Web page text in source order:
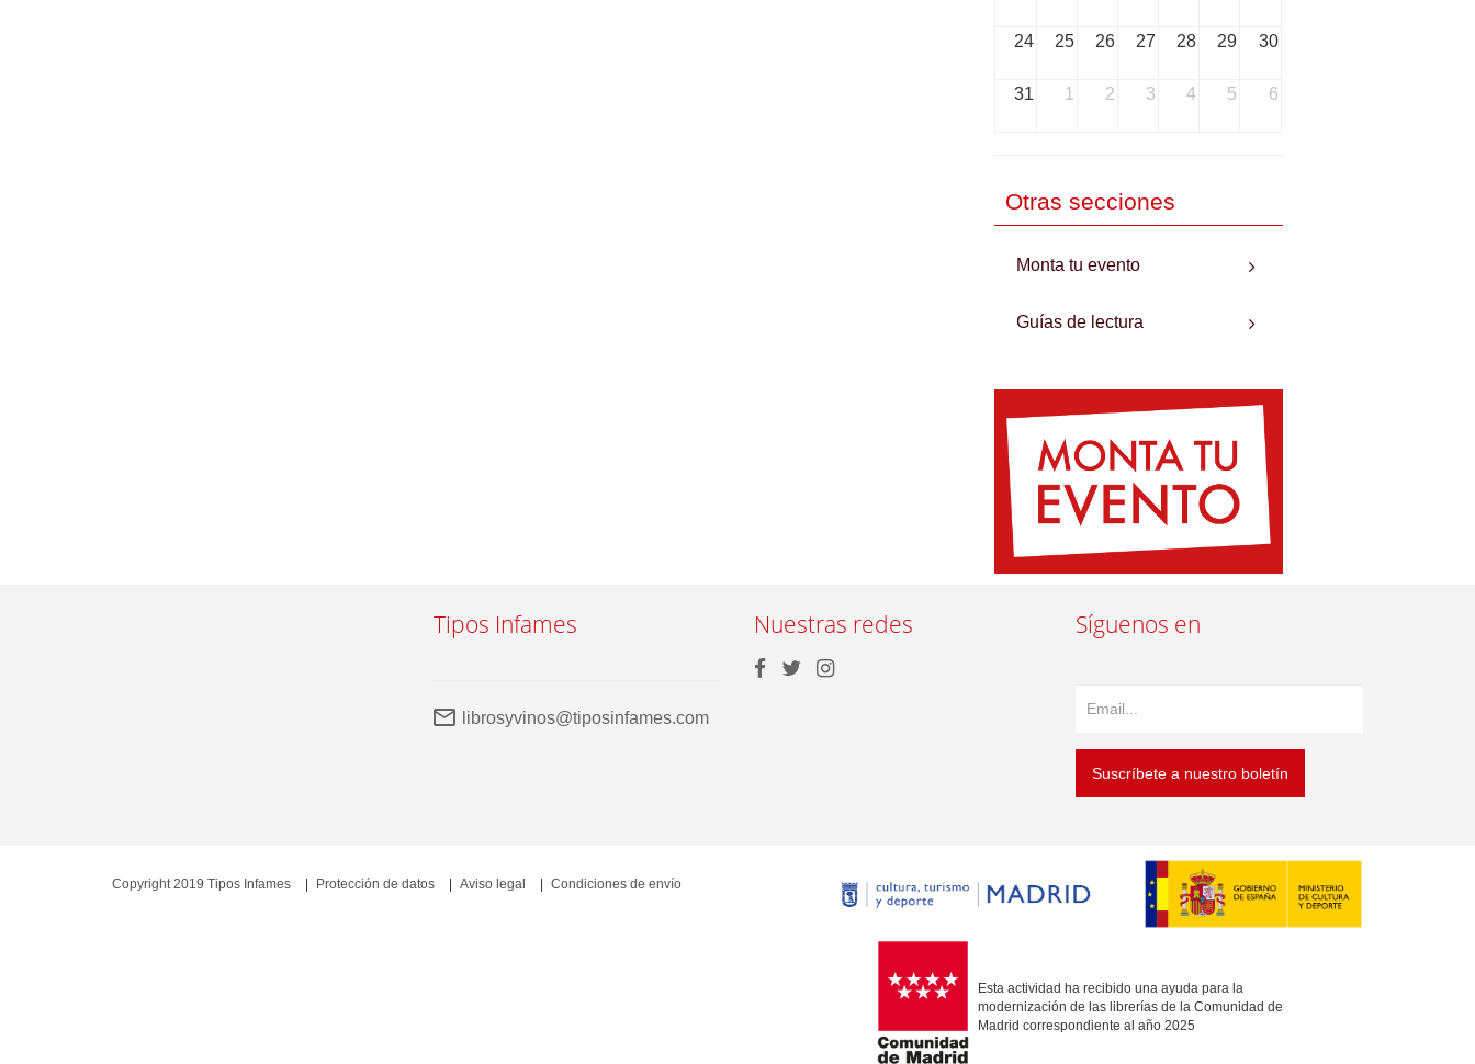
24 25 26 27 28 29 30
31 1 2 3 4 5 6
Otras secciones
Monta tu evento
Guías de lectura
Tipos Infames
librosyvinos@tiposinfames.com
Nuestras redes Síguenos en
Suscríbete a nuestro boletín
Esta actividad ha recibido una ayuda para la
modernización de las librerías de la Comunidad de
Madrid correspondiente al año 2025
Copyright 2019 Tipos Infames Protección de datos Aviso legal Condiciones de envío